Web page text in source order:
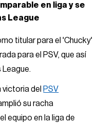
en liga y se
League
titular para el 'Chucky'
para el PSV, que así
League.
victoria del PSV
su racha
equipo en la liga de